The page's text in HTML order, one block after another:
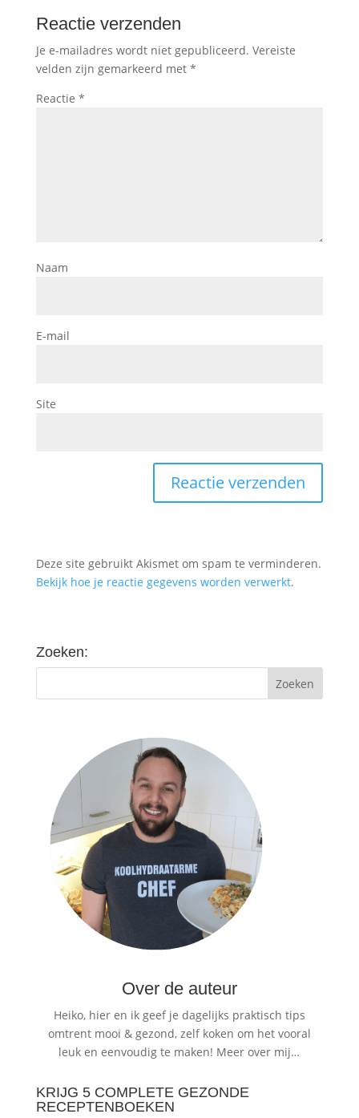
Reactie verzenden
Je e-mailadres wordt niet gepubliceerd. Vereiste
velden zijn gemarkeerd met *
Reactie *
Naam
E-mail
Site
Deze site gebruikt Akismet om spam te verminderen.
Bekijk hoe je reactie gegevens worden verwerkt.
Zoeken:
Over de auteur
Heiko, hier en ik geef je dagelijks praktisch tips
omtrent mooi & gezond, zelf koken om het vooral
leuk en eenvoudig te maken! Meer over mij…
KRIJG 5 COMPLETE GEZONDE
RECEPTENBOEKEN